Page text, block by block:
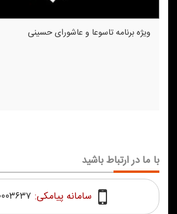
ویژه برنامه تاسوعا و عاشورای حسینی
با ما در ارتباط باشید
سامانه پیامکی: